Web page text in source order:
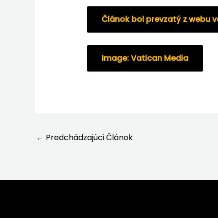
Článok bol prevzatý z webu
Image: Vatican Media
← Predchádzajúci Článok